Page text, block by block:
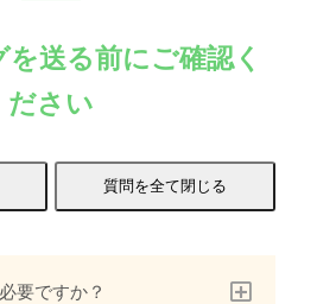
を送る前にご確認く
ださい
要ですか？